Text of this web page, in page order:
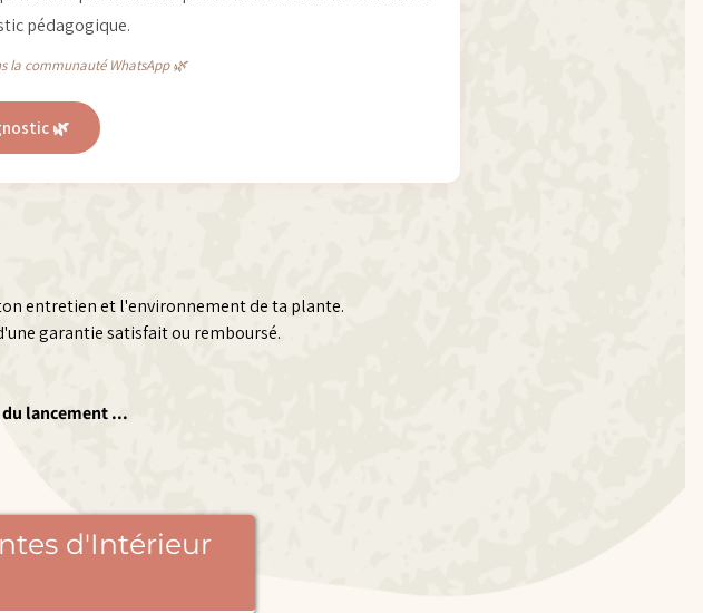
pédagogique.
la communauté WhatsApp 🌿
🌿
entretien et l'environnement de ta plante.
garantie satisfait ou remboursé.
lancement ...
d'Intérieur